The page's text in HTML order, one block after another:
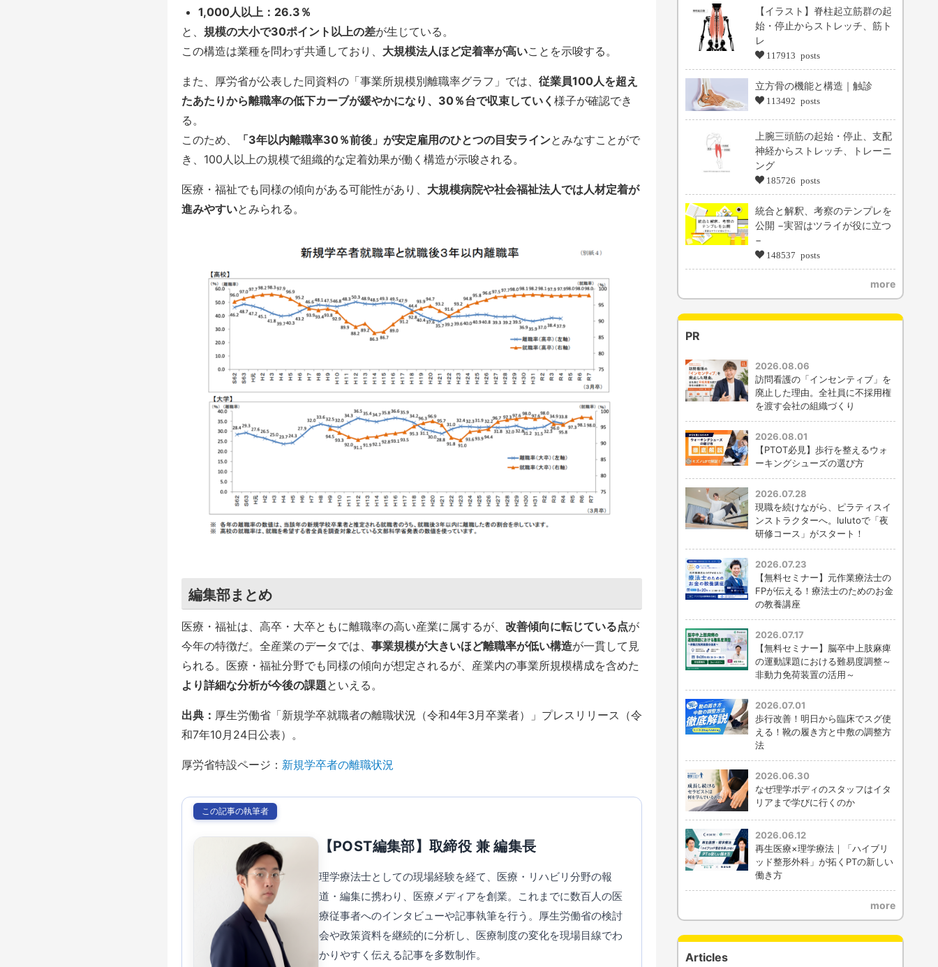
1,000人以上：26.3％
と、 規模の大小で30ポイント以上の差が生じている。
この構造は業種を問わず共通しており、 大規模法人ほど定着率が高いことを示唆する。
また、厚労省が公表した同資料の「事業所規模別離職率グラフ」では、 従業員100人を超え
たあたりから離職率の低下カーブが緩やかになり、30％台で収束していく 様子が確認でき
る。
このため、
「3年以内離職率30％前後」が安定雇用のひとつの目安ラインとみなすことがで
き、100人以上の規模で組織的な定着効果が働く構造が示唆される。
医療・福祉でも同様の傾向がある可能性があり、 大規模病院や社会福祉法人では人材定着が
進みやすいとみられる。
編集部まとめ
医療・福祉は、高卒・大卒ともに離職率の高い産業に属するが、 改善傾向に転じている点が
今年の特徴だ。全産業のデータでは、 事業規模が大きいほど離職率が低い構造が一貫して見
られる。医療・福祉分野でも同様の傾向が想定されるが、産業内の事業所規模構成を含めた
より詳細な分析が今後の課題といえる。
出典： 厚生労働省「新規学卒就職者の離職状況（令和4年3月卒業者）」プレスリリース（令
和7年10月24日公表）。
厚労省特設ページ： 新規学卒者の離職状況
この記事の執筆者
【POST編集部】取締役 兼 編集長
理学療法士としての現場経験を経て、医療・リハビリ分野の報
道・編集に携わり、医療メディアを創業。これまでに数百人の医
療従事者へのインタビューや記事執筆を行う。厚生労働省の検討
会や政策資料を継続的に分析し、医療制度の変化を現場目線でわ
かりやすく伝える記事を多数制作。
【イラスト】脊柱起立筋群の起
始・停止からストレッチ、筋ト
レ
117913 posts
立方骨の機能と構造｜触診
113492 posts
上腕三頭筋の起始・停止、支配
神経からストレッチ、トレーニ
ング
185726 posts
統合と解釈、考察のテンプレを
公開 −実習はツライが役に立つ
−
148537 posts
more
PR
2026.08.06
訪問看護の「インセンティブ」を
廃止した理由。全社員に不採用権
を渡す会社の組織づくり
2026.08.01
【PTOT必見】歩行を整えるウォ
ーキングシューズの選び方
2026.07.28
現職を続けながら、ピラティスイ
ンストラクターへ。lulutoで「夜
研修コース」がスタート！
2026.07.23
【無料セミナー】元作業療法士の
FPが伝える！療法士のためのお金
の教養講座
2026.07.17
【無料セミナー】脳卒中上肢麻痺
の運動課題における難易度調整～
非動力免荷装置の活用～
2026.07.01
歩行改善！明日から臨床でスグ使
える！靴の履き方と中敷の調整方
法
2026.06.30
なぜ理学ボディのスタッフはイタ
リアまで学びに行くのか
2026.06.12
再生医療×理学療法｜「ハイブリ
ッド整形外科」が拓くPTの新しい
働き方
more
Articles